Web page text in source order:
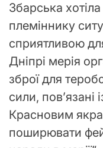
Збарська
племіннику
сприятливою
Дніпрі мерія
зброї для
сили,
Красновим
поширювати